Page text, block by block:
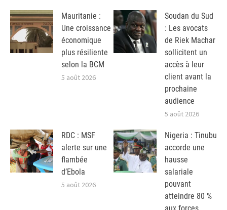
Mauritanie :
Une croissance
économique
plus résiliente
selon la BCM
5 août 2026
Soudan du Sud
: Les avocats
de Riek Machar
sollicitent un
accès à leur
client avant la
prochaine
audience
5 août 2026
RDC : MSF
alerte sur une
flambée
d’Ebola
5 août 2026
Nigeria : Tinubu
accorde une
hausse
salariale
pouvant
atteindre 80 %